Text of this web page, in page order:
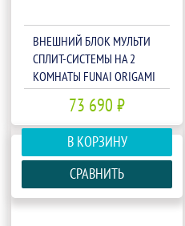
ВНЕШНИЙ БЛОК МУЛЬТИ
СПЛИТ-СИСТЕМЫ НА 2
КОМНАТЫ FUNAI ORIGAMI
2OK40HP.01/U73 690 ₽
В КОРЗИНУ
СРАВНИТЬ